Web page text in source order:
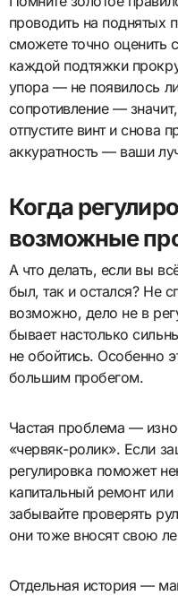
проводить на поднятых
сможете точно оценить
каждой подтяжки
упора — не появилось
сопротивление —
отпустите винт и снова
аккуратность — ваши
Когда
возможные
А что делать, если вы
был, так и остался? Не
возможно, дело не в
бывает настолько
не обойтись. Особенно
большим пробегом.
Частая проблема —
«червяк-ролик». Если
регулировка поможет
капитальный ремонт
забывайте проверять
они тоже вносят свою
Отдельная история —